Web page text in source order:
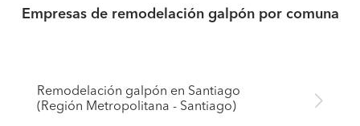
Empresas de remodelación galpón por comuna
Remodelación galpón en Santiago
(Región Metropolitana - Santiago)